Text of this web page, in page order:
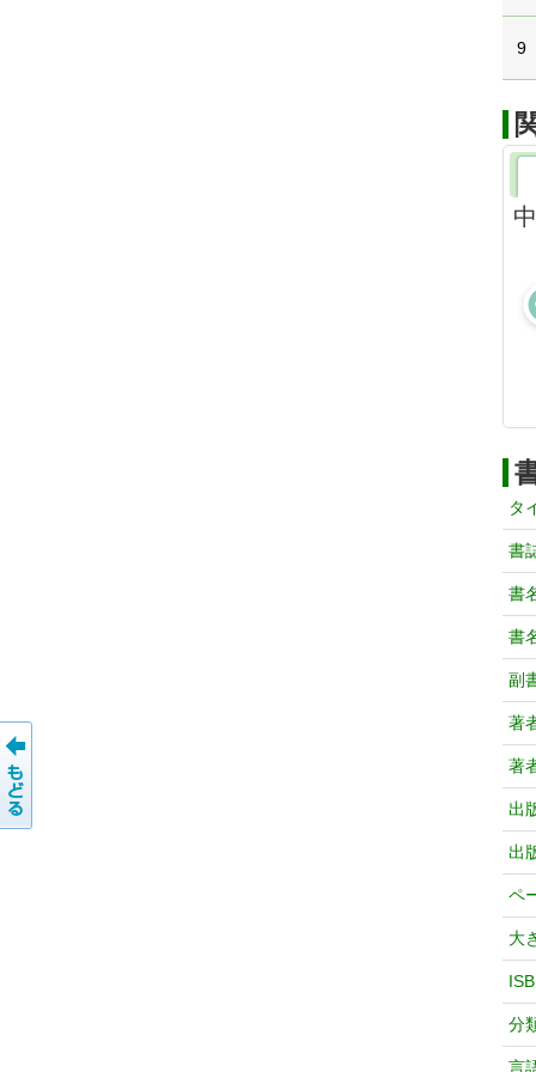
9
タ
書
書
書
副
著
著
出
出
ペ
大
分
言